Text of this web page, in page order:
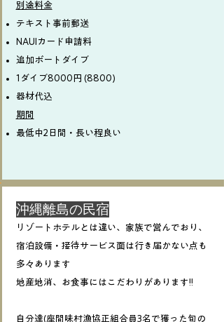
別途料金
​テキスト事前郵送
NAUIカード申請料
追加ボートダイブ
1ダイブ8000円 (8800)
器材代込
期間
最低中2日間・長い程良い
​沖縄離島の民宿
リゾートホテルとは違い、家族で営んでおり、
宿泊設備・接待サービス面は行き届かない点も
多々あります
地産地消、お食事にはこだわりがあります!!
自分達(座間味村漁協正組合員3名で獲った旬の